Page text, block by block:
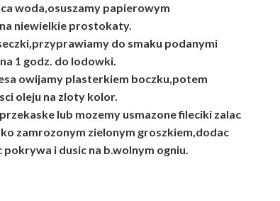
woda,osuszamy papierowym
niewielkie prostokaty.
do smaku podanymi
1 godz. do lodowki.
owijamy plasterkiem boczku,potem
oleju na zloty kolor.
lub mozemy usmazone fileciki zalac
zamrozonym zielonym groszkiem,dodac
i dusic na b.wolnym ogniu.